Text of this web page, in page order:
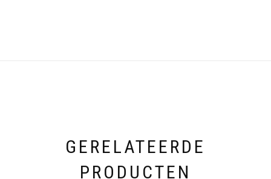
GERELATEERDE
PRODUCTEN